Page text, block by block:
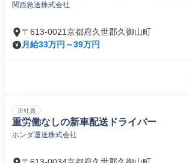
関西急送株式会社
〒613-0021京都府久世郡久御山町
月給33万円～39万円
正社員
重労働なしの新車配送ドライバー
ホンダ運送株式会社